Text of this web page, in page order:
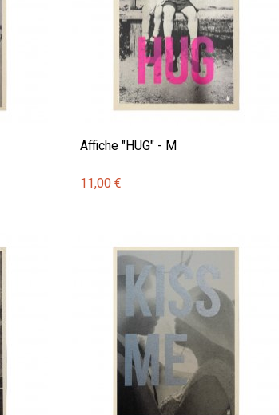
Affiche "HUG" - M
11,00 €